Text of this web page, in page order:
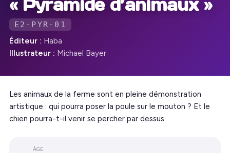
« Pyramide d’animaux »
E2-PYR-01
Éditeur : Haba
Illustrateur : Michael Bayer
Les animaux de la ferme sont en pleine démonstration
artistique : qui pourra poser la poule sur le mouton ? Et le
chien pourra-t-il venir se percher par dessus
ÂGE